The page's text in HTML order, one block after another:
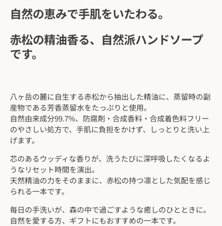
自然の恵みで手肌をいたわる。
赤松の精油香る、自然派ハンドソープ
です。
八ヶ岳の麓に自生する赤松から抽出した精油に、蒸留時の副
産物である芳香蒸留水をたっぷりと使用。
自然由来成分99.7%、防腐剤・合成香料・合成着色料フリー
のやさしい処方で、手肌に負担をかけず、しっとりと洗い上
げます。
芯のあるウッディな香りが、洗うたびに深呼吸したくなるよ
うなリセット時間を演出。
天然精油の力をそのままに、赤松の持つ凛とした気配を感じ
られる一本です。
毎日の手洗いが、森の中で過ごすような癒しのひとときに。
自然を愛する方、ギフトにもおすすめの一本です。